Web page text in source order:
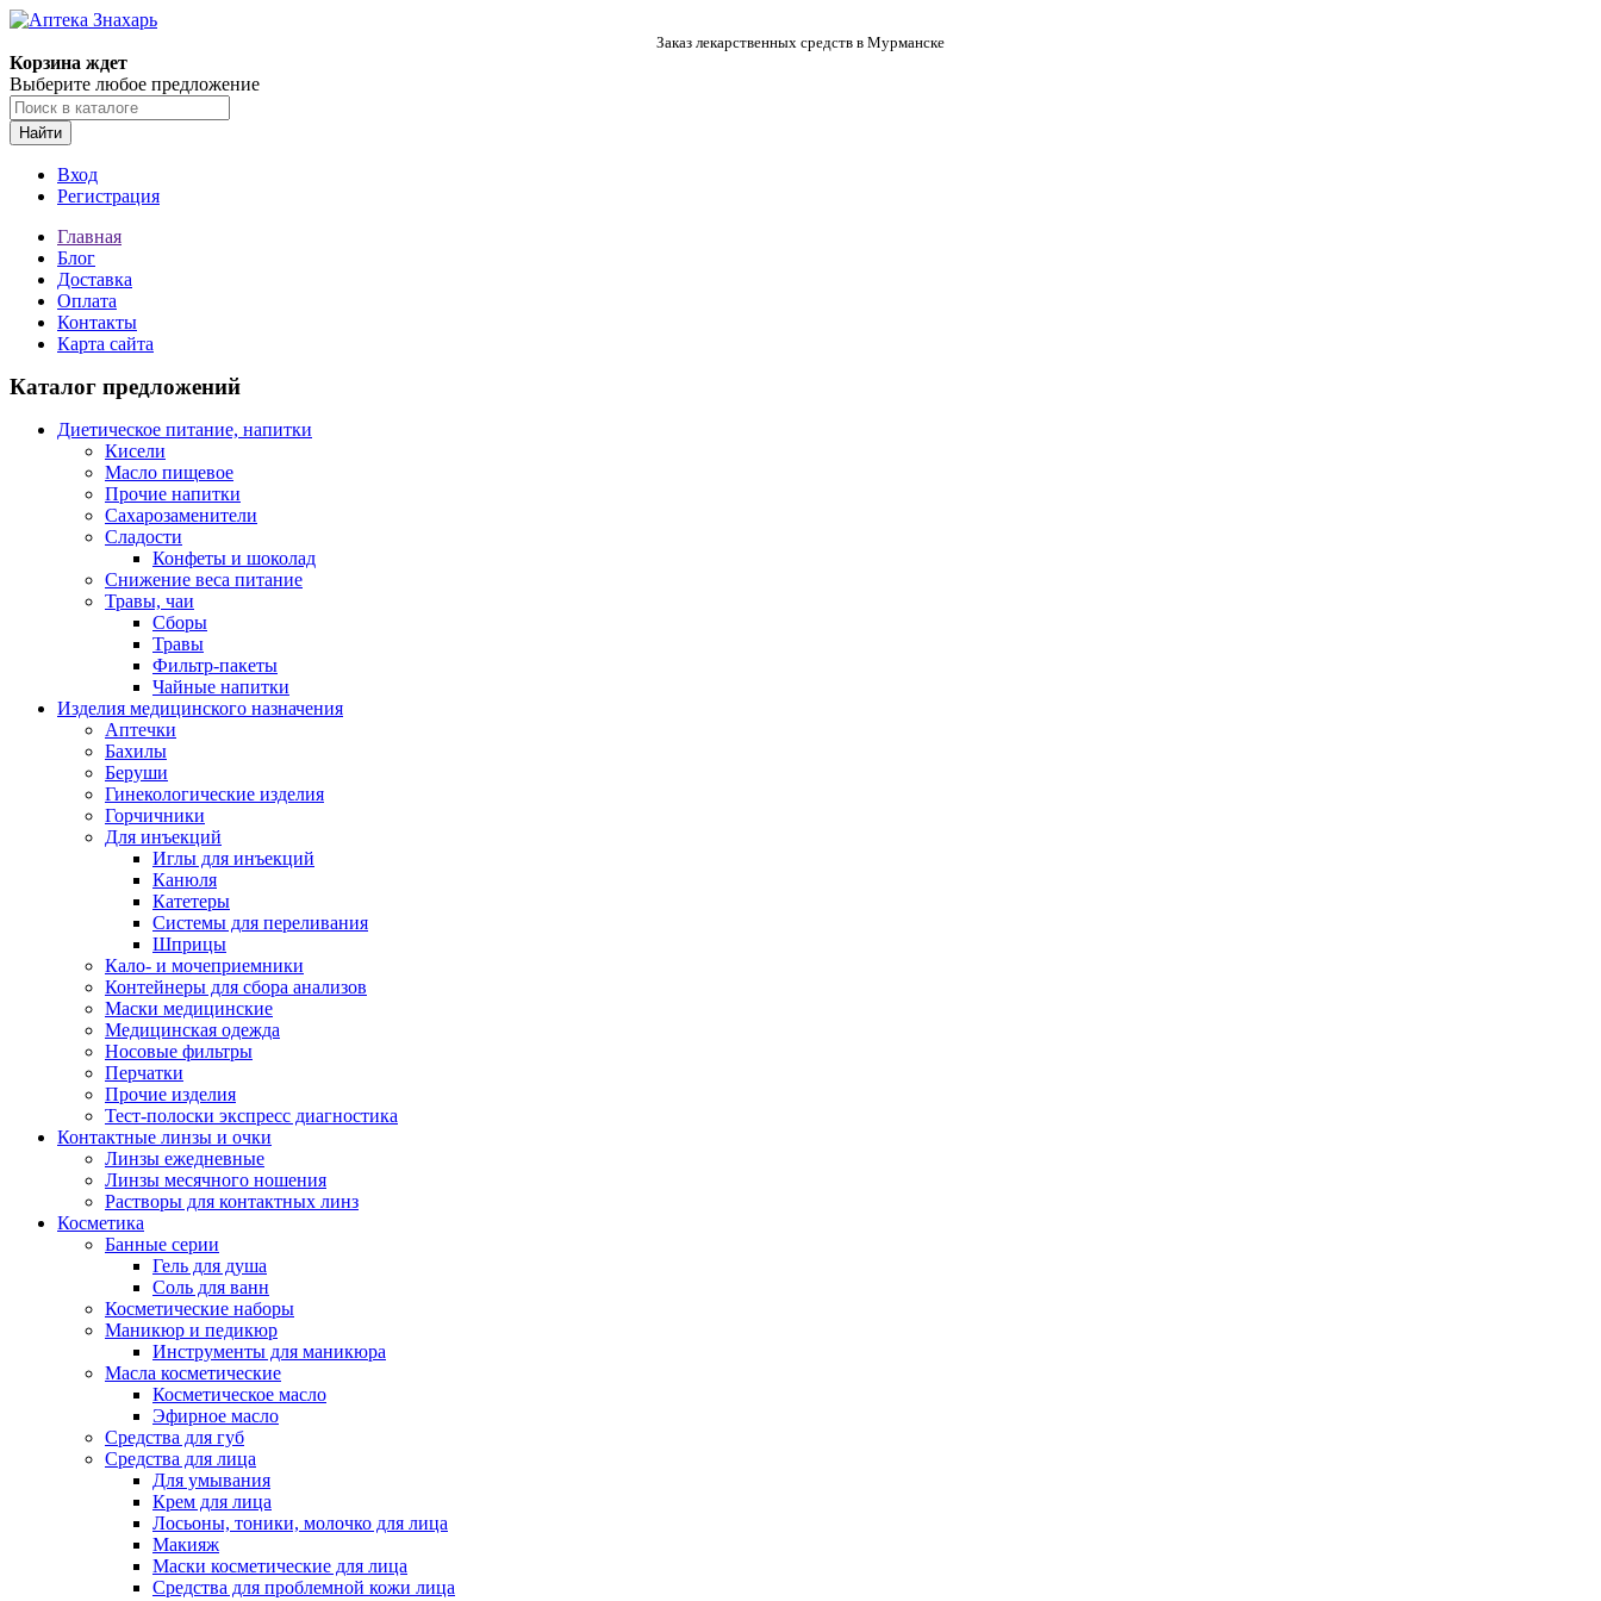
Заказ лекарственных средств в Мурманске
Корзина ждет
Выберите любое предложение
Найти
Вход
Регистрация
Главная
Блог
Доставка
Оплата
Контакты
Карта сайта
Каталог предложений
Диетическое питание, напитки
Кисели
Масло пищевое
Прочие напитки
Сахарозаменители
Сладости
Конфеты и шоколад
Снижение веса питание
Травы, чаи
Сборы
Травы
Фильтр-пакеты
Чайные напитки
Изделия медицинского назначения
Аптечки
Бахилы
Беруши
Гинекологические изделия
Горчичники
Для инъекций
Иглы для инъекций
Канюля
Катетеры
Системы для переливания
Шприцы
Кало- и мочеприемники
Контейнеры для сбора анализов
Маски медицинские
Медицинская одежда
Носовые фильтры
Перчатки
Прочие изделия
Тест-полоски экспресс диагностика
Контактные линзы и очки
Линзы ежедневные
Линзы месячного ношения
Растворы для контактных линз
Косметика
Банные серии
Гель для душа
Соль для ванн
Косметические наборы
Маникюр и педикюр
Инструменты для маникюра
Масла косметические
Косметическое масло
Эфирное масло
Средства для губ
Средства для лица
Для умывания
Крем для лица
Лосьоны, тоники, молочко для лица
Макияж
Маски косметические для лица
Средства для проблемной кожи лица